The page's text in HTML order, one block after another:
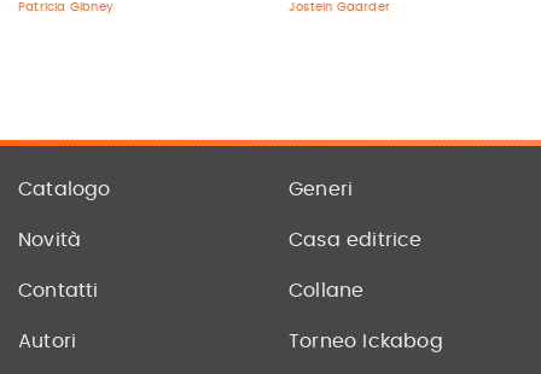
Patricia Gibney Jostein Gaarder
Catalogo Generi
Novità Casa editrice
Contatti Collane
Autori Torneo Ickabog